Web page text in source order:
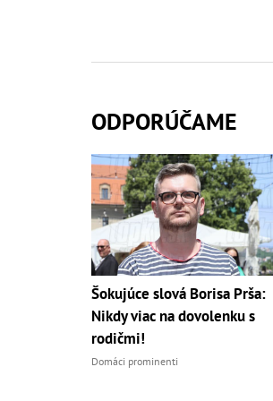
ODPORÚČAME
Šokujúce slová Borisa Prša:
Nikdy viac na dovolenku s
rodičmi!
Domáci prominenti